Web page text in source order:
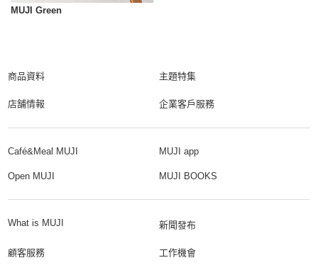
MUJI Green
商品資料 主題特集
店舗情報 企業客戶服務
Café&Meal MUJI MUJI app
Open MUJI MUJI BOOKS
What is MUJI 新聞發布
顧客服務 工作機會